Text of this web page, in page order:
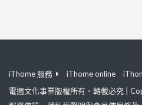
iThome 服務 iThome online
電週文化事業版權所有、轉載必究 |